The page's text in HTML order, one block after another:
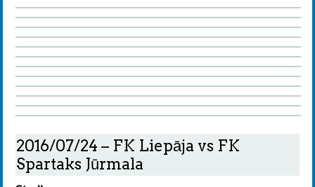
2016/07/24 – FK Liepāja vs FK
Spartaks Jūrmala